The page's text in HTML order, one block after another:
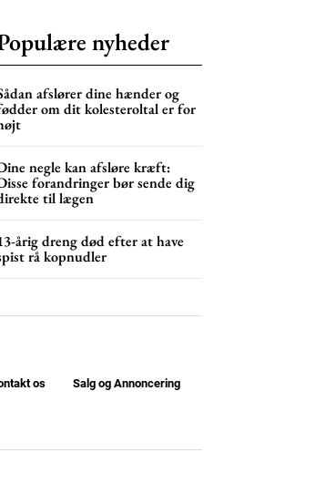
PRICING
nyheder
afslører dine hænder og
om dit kolesteroltal er for
negle kan afsløre kræft:
forandringer bør sende dig
til lægen
årig dreng død efter at have
rå kopnudler
os Salg og Annoncering